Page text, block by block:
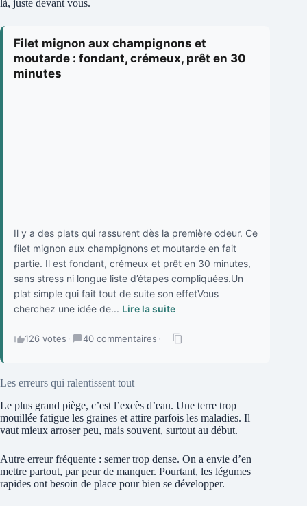
là, juste devant vous.
Filet mignon aux champignons et
moutarde : fondant, crémeux, prêt en 30
minutes
Il y a des plats qui rassurent dès la première odeur. Ce
filet mignon aux champignons et moutarde en fait
partie. Il est fondant, crémeux et prêt en 30 minutes,
sans stress ni longue liste d’étapes compliquées.Un
plat simple qui fait tout de suite son effetVous
cherchez une idée de... Lire la suite
126 votes · 40 commentaires ·
Les erreurs qui ralentissent tout
Le plus grand piège, c’est l’excès d’eau. Une terre trop
mouillée fatigue les graines et attire parfois les maladies. Il
vaut mieux arroser peu, mais souvent, surtout au début.
Autre erreur fréquente : semer trop dense. On a envie d’en
mettre partout, par peur de manquer. Pourtant, les légumes
rapides ont besoin de place pour bien se développer.